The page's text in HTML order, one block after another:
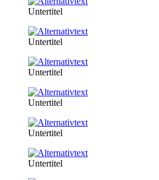
Untertitel
Untertitel
Untertitel
Untertitel
Untertitel
Untertitel